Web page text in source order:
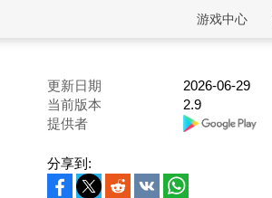
游戏中心
更新日期
2026-06-29
当前版本
2.9
提供者
分享到: